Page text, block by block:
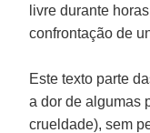
livre durante
confrontação de
Este texto parte
a dor de algumas
crueldade), sem